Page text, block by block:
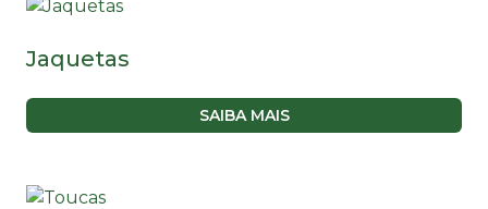
Jaquetas
SAIBA MAIS